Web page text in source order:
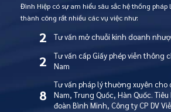
Đình Hiệp có sự am hiểu sâu sắc hệ thống
thành công rất nhiều các vụ việc như:
2 Tư vấn mở chuỗi kinh doanh
2
Tư vấn cấp Giấy phép viễn thông
Nam
8
Tư vấn pháp lý thường xuyên cho
Nam, Trung Quốc, Hàn Quốc.
đoàn Bình Minh, Công ty CP DV